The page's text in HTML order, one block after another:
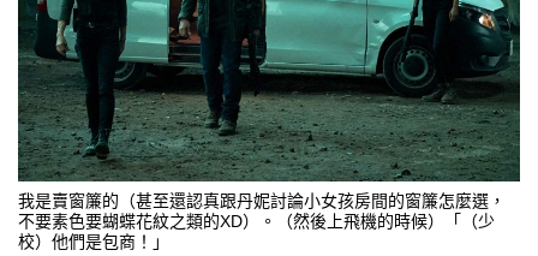
我是賣窗簾的（甚至還認真跟丹妮討論小女孩房間的窗簾怎麼選，
不要素色要蝴蝶花紋之類的XD）。（然後上飛機的時候）「（少
校）他們是包商！」